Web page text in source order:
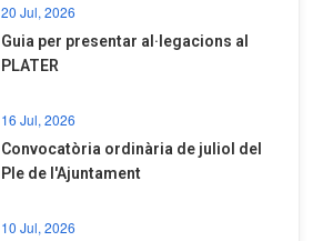
20 Jul, 2026
​Guia per presentar al·legacions al
PLATER
16 Jul, 2026
Convocatòria ordinària de juliol del
Ple de l'Ajuntament
10 Jul, 2026